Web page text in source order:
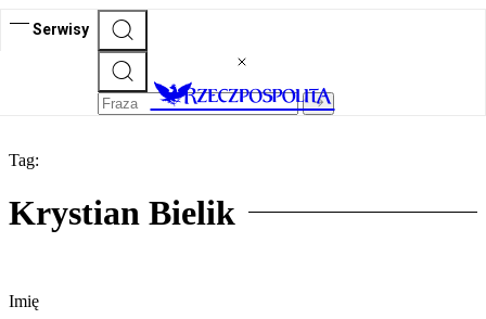
Serwisy
Tag:
Krystian Bielik
Imię